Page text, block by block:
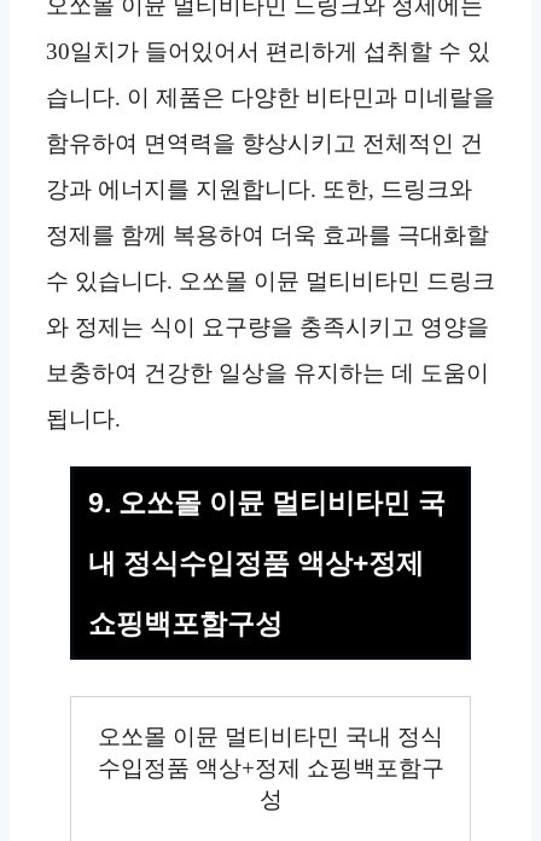
오쏘몰 이뮨 멀티비타민 드링크와 정제에는
30일치가 들어있어서 편리하게 섭취할 수 있
습니다. 이 제품은 다양한 비타민과 미네랄을
함유하여 면역력을 향상시키고 전체적인 건
강과 에너지를 지원합니다. 또한, 드링크와
정제를 함께 복용하여 더욱 효과를 극대화할
수 있습니다. 오쏘몰 이뮨 멀티비타민 드링크
와 정제는 식이 요구량을 충족시키고 영양을
보충하여 건강한 일상을 유지하는 데 도움이
됩니다.
9. 오쏘몰 이뮨 멀티비타민 국
내 정식수입정품 액상+정제
쇼핑백포함구성
오쏘몰 이뮨 멀티비타민 국내 정식
수입정품 액상+정제 쇼핑백포함구
성